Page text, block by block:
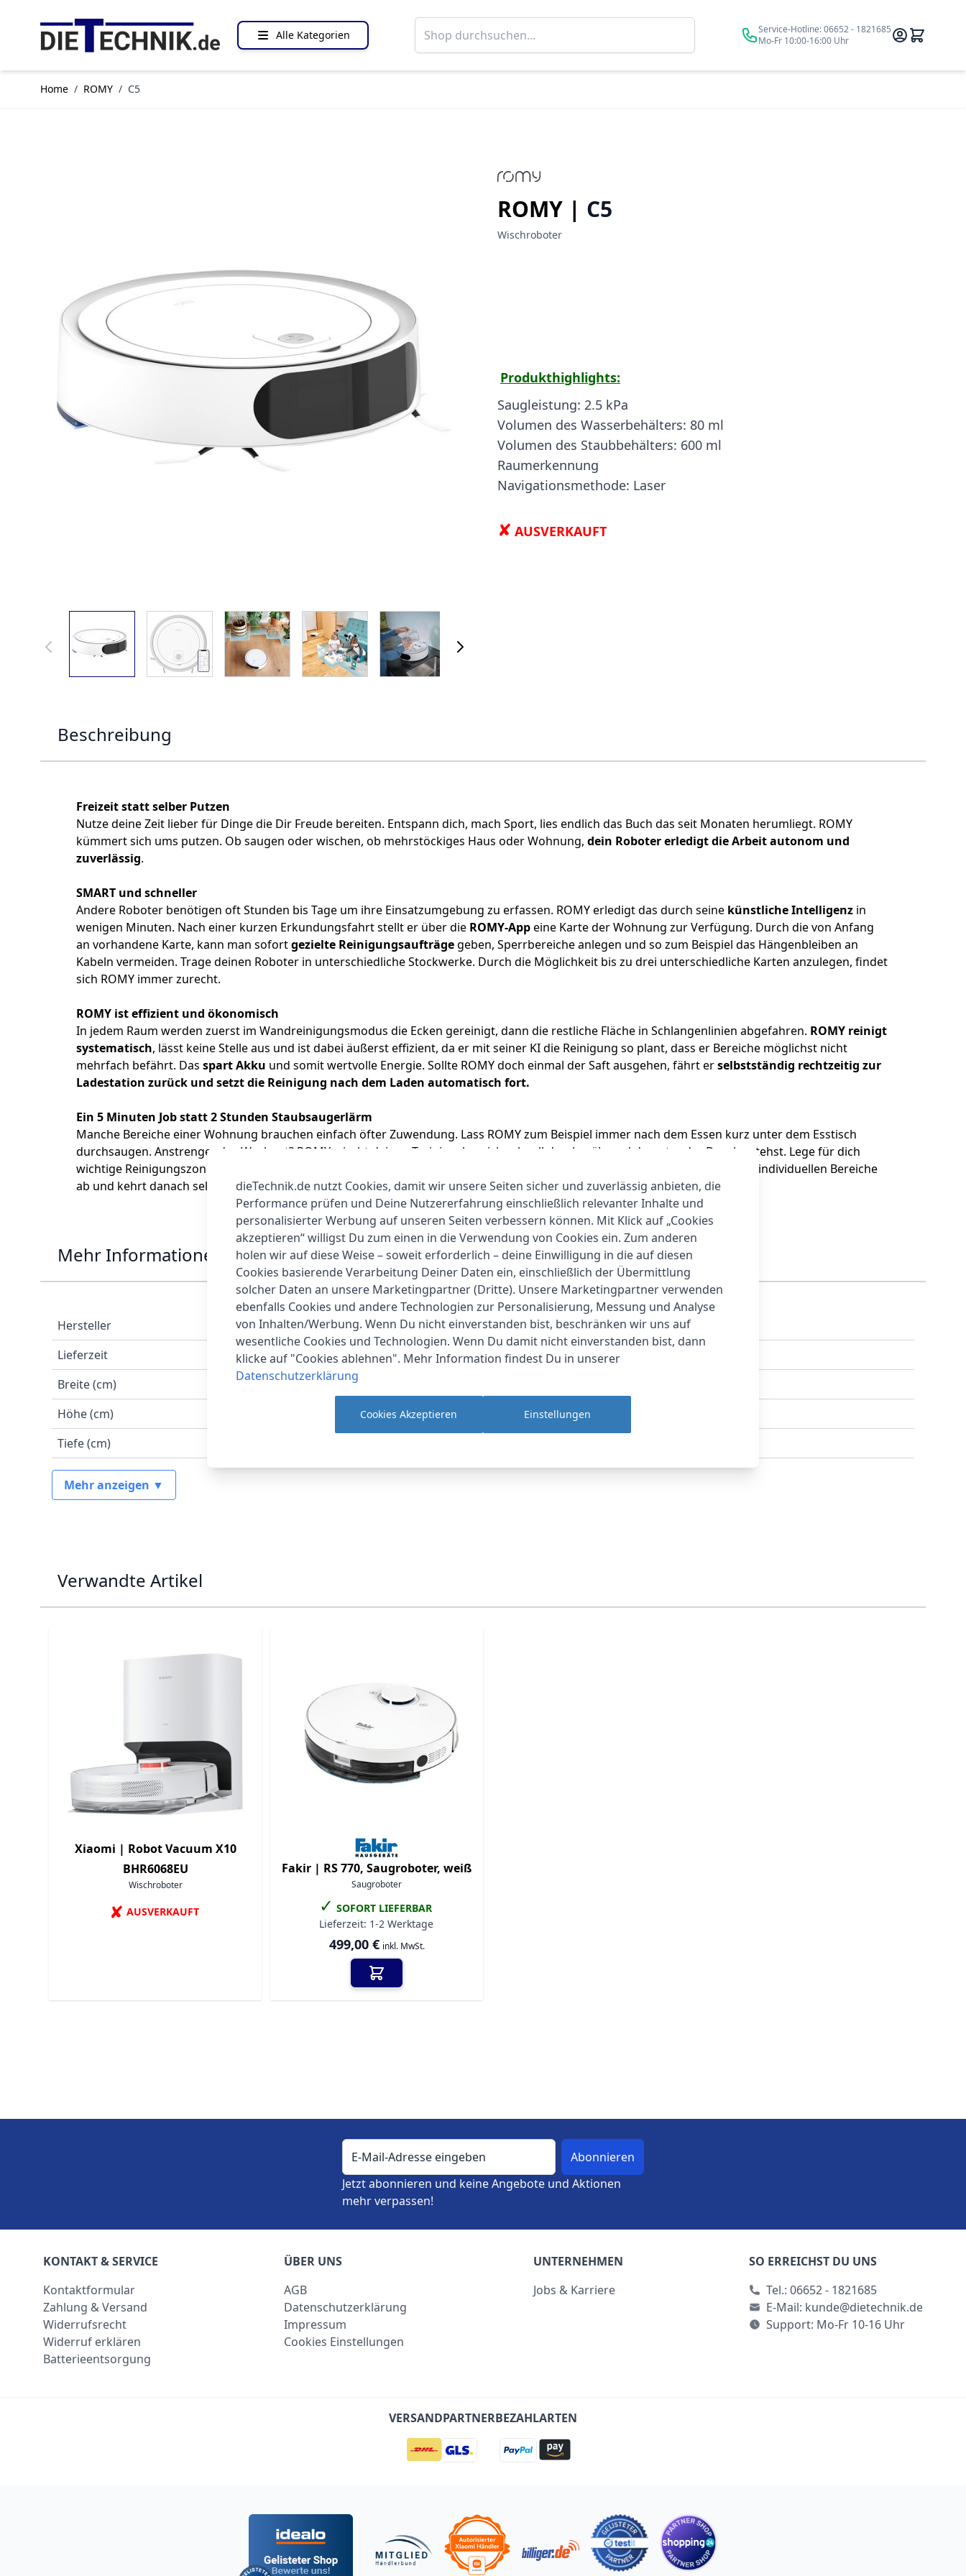
Alle Kategorien
Suche Service-Hotline:06652 - 1821685
Mo-Fr 10:00-16:00 Uhr
Home / ROMY / C5
ROMY | C5
Wischroboter
View larger imageView larger imageView larger imageView larger imageView larger image
Produkthighlights:
Saugleistung: 2.5 kPa
Volumen des Wasserbehälters: 80 ml
Volumen des Staubbehälters: 600 ml
Raumerkennung
Navigationsmethode: Laser
✘ AUSVERKAUFT
Beschreibung
Freizeit statt selber Putzen
Nutze deine Zeit lieber für Dinge die Dir Freude bereiten. Entspann dich, mach Sport, lies endlich das Buch das seit Monaten herumliegt. ROMY
kümmert sich ums putzen. Ob saugen oder wischen, ob mehrstöckiges Haus oder Wohnung, dein Roboter erledigt die Arbeit autonom und
zuverlässig.
SMART und schneller
Andere Roboter benötigen oft Stunden bis Tage um ihre Einsatzumgebung zu erfassen. ROMY erledigt das durch seine künstliche Intelligenz in
wenigen Minuten. Nach einer kurzen Erkundungsfahrt stellt er über die ROMY-Appeine Karte der Wohnung zur Verfügung. Durch die von Anfang
an vorhandene Karte, kann man sofortgezielte Reinigungsaufträgegeben, Sperrbereiche anlegen und so zum Beispiel das Hängenbleiben an
Kabeln vermeiden. Trage deinen Roboter in unterschiedliche Stockwerke. Durch die Möglichkeit bis zu drei unterschiedliche Karten anzulegen, findet
sich ROMY immer zurecht.
ROMY ist effizient und ökonomisch
In jedem Raum werden zuerst im Wandreinigungsmodus die Ecken gereinigt, dann die restliche Fläche in Schlangenlinien abgefahren. ROMY reinigt
systematisch, lässt keine Stelle aus und ist dabei äußerst effizient, da er mit seiner KI die Reinigung so plant, dass er Bereiche möglichst nicht
mehrfach befährt. Das spart Akku und somit wertvolle Energie. Sollte ROMY doch einmal der Saft ausgehen, fährt erselbstständig rechtzeitig zur
Ladestation zurück und setzt die Reinigung nach dem Laden automatisch fort.
Ein 5 Minuten Job statt 2 Stunden Staubsaugerlärm
Manche Bereiche einer Wohnung brauchen einfach öfter Zuwendung. Lass ROMY zum Beispiel immer nach dem Essen kurz unter dem Esstisch
durchsaugen. Anstrengendes Workout? ROMY wischt deinen Trainingsbereich schnell durch während du unter der Dusche stehst. Lege für dich
wichtige Reinigungszonen bequem in der
an. ROMY erledigt das Putzen schnell, fährt gezielt ausschließlich deine individuellen Bereiche
ab und kehrt danach selbstständig zur Station zurück.
Mehr Informationen
Hersteller
ROMY
Lieferzeit
1-2 Werktage
Breite (cm)
Höhe (cm)
Tiefe (cm)
Mehr anzeigen ▼
Verwandte Artikel
Xiaomi | Robot Vacuum X10
BHR6068EU
Wischroboter
✘ AUSVERKAUFT
Fakir | RS 770, Saugroboter, weiß
Saugroboter
✓ SOFORT LIEFERBAR
Lieferzeit: 1-2 Werktage
499,00 € inkl. MwSt.
E-Mail-Adresse
Jetzt abonnieren und keine Angebote und Aktionen
mehr verpassen!
KONTAKT & SERVICE
Kontaktformular
Zahlung & Versand
Widerrufsrecht
Widerruf erklären
Batterieentsorgung
ÜBER UNS
AGB
Datenschutzerklärung
Impressum
Cookies Einstellungen
UNTERNEHMEN
Jobs & Karriere
SO ERREICHST DU UNS
Tel.: 06652 - 1821685
E-Mail: kunde@dietechnik.de
Support: Mo-Fr 10-16 Uhr
VERSANDPARTNERBEZAHLARTEN
dieTechnik.de nutzt Cookies, damit wir unsere Seiten sicher und zuverlässig anbieten, die
Performance prüfen und Deine Nutzererfahrung einschließlich relevanter Inhalte und
personalisierter Werbung auf unseren Seiten verbessern können. Mit Klick auf „Cookies
akzeptieren“ willigst Du zum einen in die Verwendung von Cookies ein. Zum anderen
holen wir auf diese Weise – soweit erforderlich – deine Einwilligung in die auf diesen
Cookies basierende Verarbeitung Deiner Daten ein, einschließlich der Übermittlung
solcher Daten an unsere Marketingpartner (Dritte). Unsere Marketingpartner verwenden
ebenfalls Cookies und andere Technologien zur Personalisierung, Messung und Analyse
von Inhalten/Werbung. Wenn Du nicht einverstanden bist, beschränken wir uns auf
wesentliche Cookies und Technologien. Wenn Du damit nicht einverstanden bist, dann
klicke auf "Cookies ablehnen". Mehr Information findest Du in unserer
Datenschutzerklärung
Cookies Akzeptieren Einstellungen